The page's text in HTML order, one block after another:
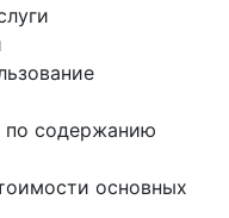
по содержанию
основных